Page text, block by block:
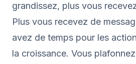
grandissez, plus vous
Plus vous recevez de
avez de temps pour les
la croissance. Vous